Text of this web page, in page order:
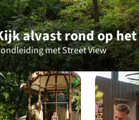
alvast rond op
met Street View